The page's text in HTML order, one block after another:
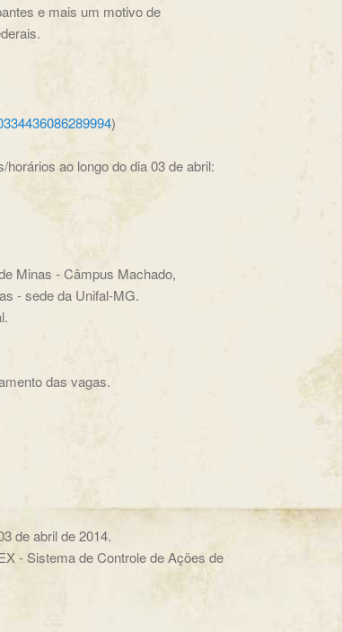
e mais um motivo de
)
ao longo do dia 03 de abril:
Minas - Câmpus Machado,
- sede da Unifal-MG.
das vagas.
de abril de 2014.
- Sistema de Controle de Ações de